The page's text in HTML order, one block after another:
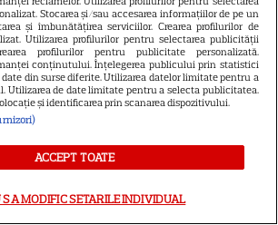
URMĂREȘTE-NE PE
Decizia ONJN nr. 821/25.09.2025.
Stocarea și/sau accesarea informațiilor de pe un
și îmbunătățirea serviciilor. Crearea profilurilor de
Utilizarea profilurilor pentru selectarea publicității
profilurilor pentru publicitate personalizată.
conținutului. Înțelegerea publicului prin statistici
din surse diferite. Utilizarea datelor limitate pentru a
Utilizarea de date limitate pentru a selecta publicitatea.
și identificarea prin scanarea dispozitivului.
ACCEPT TOATE
SA MODIFIC SETARILE INDIVIDUAL